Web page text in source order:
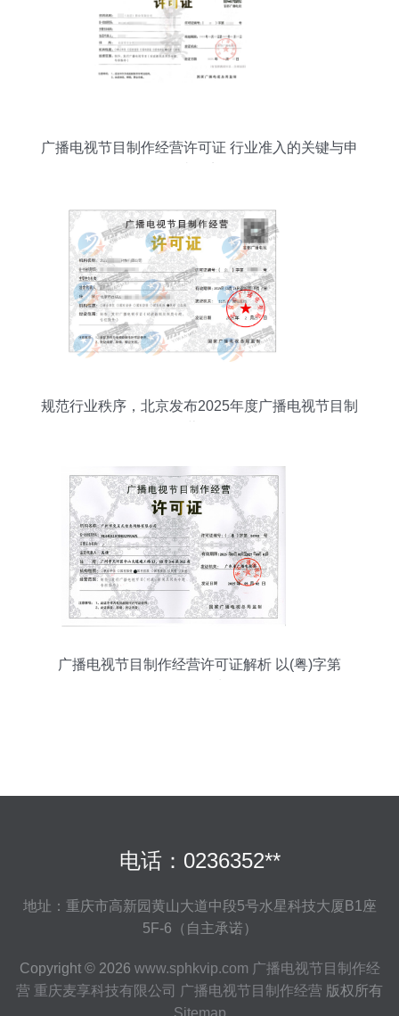
广播电视节目制作经营许可证 行业准入的关键与申
规范行业秩序，北京发布2025年度广播电视节目制
广播电视节目制作经营许可证解析 以(粤)字第
电话：0236352**
地址：重庆市高新园黄山大道中段5号水星科技大厦B1座
5F-6（自主承诺）
Copyright © 2026 www.sphkvip.com 广播电视节目制作经
营 重庆麦享科技有限公司 广播电视节目制作经营 版权所有
Sitemap